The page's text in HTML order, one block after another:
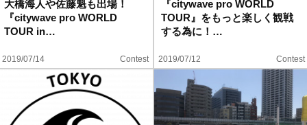
大橋海人や佐藤魁も出場！
『citywave pro WORLD
TOUR in…
2019/07/14 Contest
『citywave pro WORLD
TOUR』をもっと楽しく観戦
する為に！…
2019/07/12 Contest